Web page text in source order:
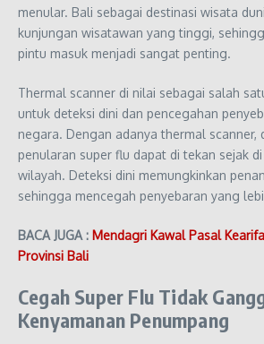
menular. Bali sebagai destinasi wisata
kunjungan wisatawan yang tinggi,
pintu masuk menjadi sangat penting.
Thermal scanner di nilai sebagai salah
untuk deteksi dini dan pencegahan
negara. Dengan adanya thermal scanner,
penularan super flu dapat di tekan sejak
wilayah. Deteksi dini memungkinkan
sehingga mencegah penyebaran yang
BACA JUGA : Mendagri Kawal Pasal
Provinsi Bali
Cegah Super Flu Tidak
Kenyamanan Penumpang